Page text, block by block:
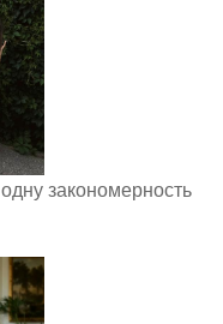
закономерность